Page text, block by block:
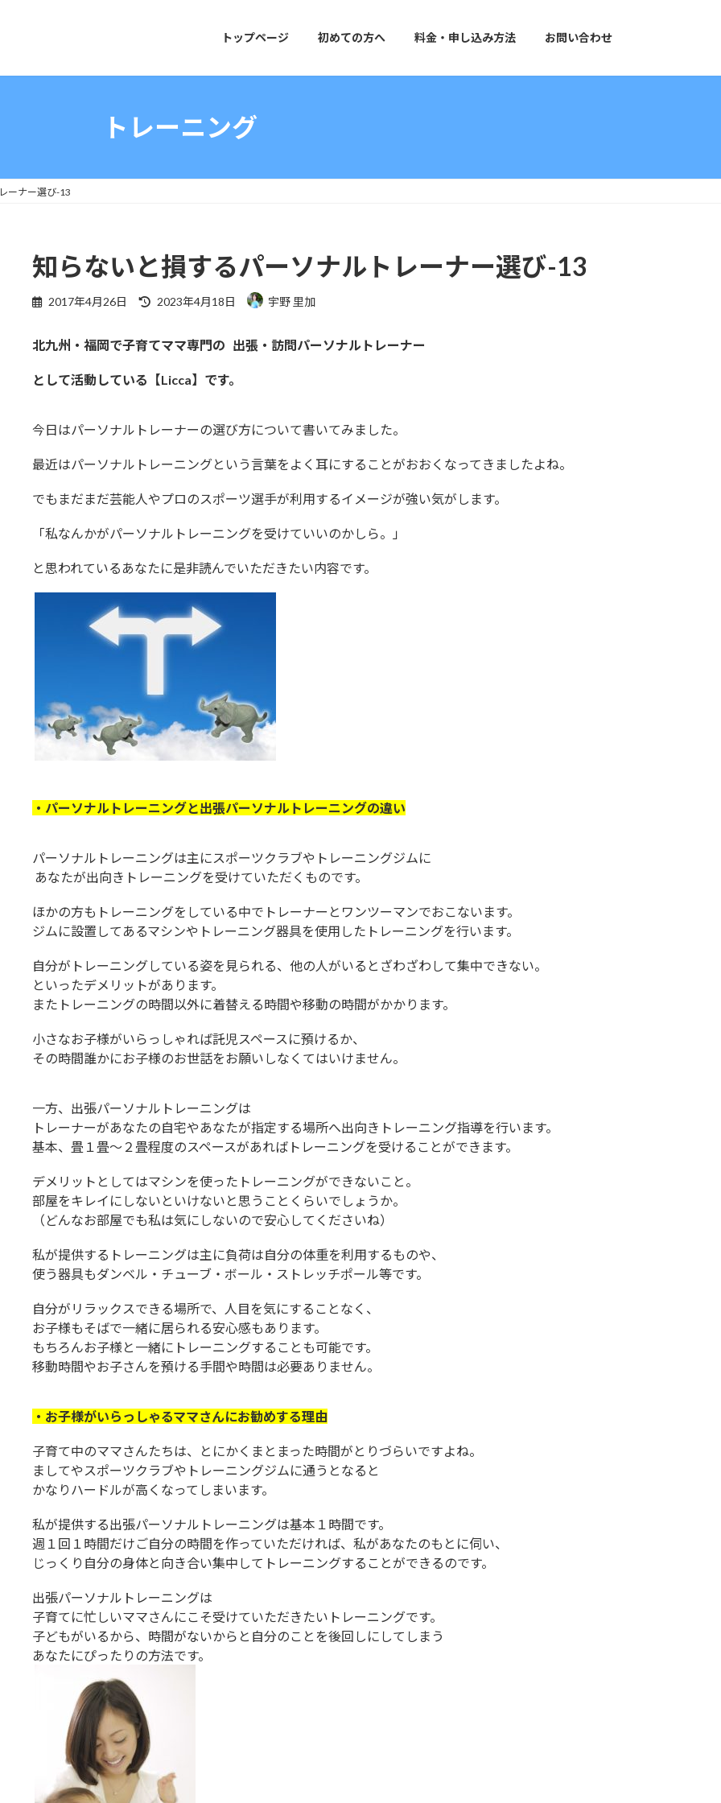
トップページ 初めての方へ 料金・申し込み方法 お問い合わせ
トレーニング
ーナー選び-13
知らないと損するパーソナルトレーナー選び-13
2017年4月26日
最
新
時
2023年4月18日 宇野 里加
北九州・福岡で子育てママ専門の 出張・訪問パーソナルトレーナー
として活動している【Licca】です。
今日はパーソナルトレーナーの選び方について書いてみました。
最近はパーソナルトレーニングという言葉をよく耳にすることがおおくなってきましたよね。
でもまだまだ芸能人やプロのスポーツ選手が利用するイメージが強い気がします。
「私なんかがパーソナルトレーニングを受けていいのかしら。」
と思われているあなたに是非読んでいただきたい内容です。
・パーソナルトレーニングと出張パーソナルトレーニングの違い
パーソナルトレーニングは主にスポーツクラブやトレーニングジムに
あなたが出向きトレーニングを受けていただくものです。
ほかの方もトレーニングをしている中でトレーナーとワンツーマンでおこないます。
ジムに設置してあるマシンやトレーニング器具を使用したトレーニングを行います。
自分がトレーニングしている姿を見られる、他の人がいるとざわざわして集中できない。
といったデメリットがあります。
またトレーニングの時間以外に着替える時間や移動の時間がかかります。
小さなお子様がいらっしゃれば託児スペースに預けるか、
その時間誰かにお子様のお世話をお願いしなくてはいけません。
一方、出張パーソナルトレーニングは
トレーナーがあなたの自宅やあなたが指定する場所へ出向きトレーニング指導を行います。
基本、畳１畳～２畳程度のスペースがあればトレーニングを受けることができます。
デメリットとしてはマシンを使ったトレーニングができないこと。
部屋をキレイにしないといけないと思うことくらいでしょうか。
（どんなお部屋でも私は気にしないので安心してくださいね）
私が提供するトレーニングは主に負荷は自分の体重を利用するものや、
使う器具もダンベル・チューブ・ボール・ストレッチポール等です。
自分がリラックスできる場所で、人目を気にすることなく、
お子様もそばで一緒に居られる安心感もあります。
もちろんお子様と一緒にトレーニングすることも可能です。
移動時間やお子さんを預ける手間や時間は必要ありません。
・お子様がいらっしゃるママさんにお勧めする理由
子育て中のママさんたちは、とにかくまとまった時間がとりづらいですよね。
ましてやスポーツクラブやトレーニングジムに通うとなると
かなりハードルが高くなってしまいます。
私が提供する出張パーソナルトレーニングは基本１時間です。
週１回１時間だけご自分の時間を作っていただければ、私があなたのもとに伺い、
じっくり自分の身体と向き合い集中してトレーニングすることができるのです。
出張パーソナルトレーニングは
子育てに忙しいママさんにこそ受けていただきたいトレーニングです。
子どもがいるから、時間がないからと自分のことを後回しにしてしまう
あなたにぴったりの方法です。